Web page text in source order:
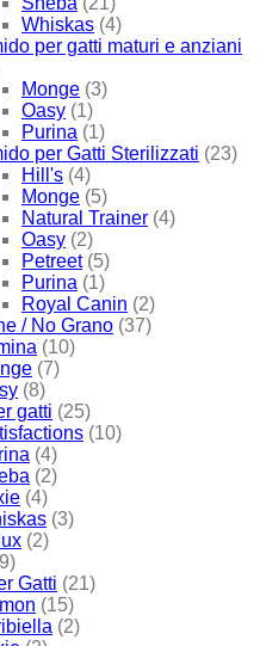
Whiskas (4)
per gatti maturi e anziani
Monge (3)
Oasy (1)
Purina (1)
per Gatti Sterilizzati (23)
Hill's (4)
Monge (5)
Natural Trainer (4)
Oasy (2)
Petreet (5)
Purina (1)
Royal Canin (2)
/ No Grano (37)
(10)
(7)
(8)
gatti (25)
(10)
(4)
(2)
(4)
(3)
(2)
Gatti (21)
(15)
(2)